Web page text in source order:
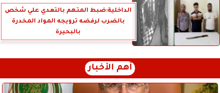
الداخلية:ضبط المتهم بالتعدي علي شخص
بالضرب لرفضه ترويجه المواد المخدرة
بالبحيرة
أهم الأخبار